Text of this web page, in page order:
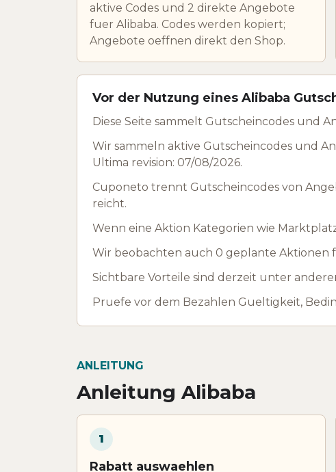
aktive Codes und 2 direkte Angebote
fuer Alibaba. Codes werden kopiert;
Angebote oeffnen direkt den Shop.
Vor der Nutzung eines Alibaba
Diese Seite sammelt Gutscheincodes und
Wir sammeln aktive Gutscheincodes und
Ultima revision: 07/08/2026.
Cuponeto trennt Gutscheincodes von
reicht.
Wenn eine Aktion Kategorien wie
Wir beobachten auch 0 geplante Aktionen
Sichtbare Vorteile sind derzeit unter
Pruefe vor dem Bezahlen Gueltigkeit,
ANLEITUNG
Anleitung Alibaba
1
Rabatt auswaehlen